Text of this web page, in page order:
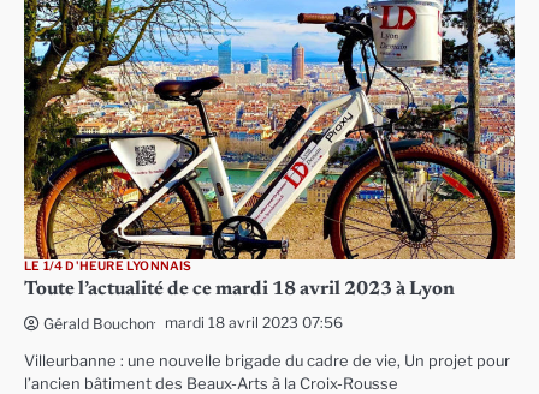
LE 1/4 D'HEURE LYONNAIS
Toute l’actualité de ce mardi 18 avril 2023 à Lyon
Gérald Bouchon mardi 18 avril 2023 07:56
Villeurbanne : une nouvelle brigade du cadre de vie, Un projet pour
l’ancien bâtiment des Beaux-Arts à la Croix-Rousse